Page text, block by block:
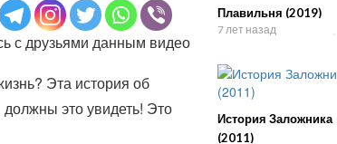
с друзьями данным видео
Эта история об
это увидеть! Это
Плавильня (2019)
7 лет назад
История Заложника
(2011)